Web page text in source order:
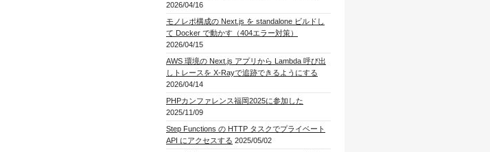
2026/04/16
モノレポ構成の Next.js を standalone ビルドし
て Docker で動かす（404エラー対策）
2026/04/15
AWS 環境の Next.js アプリから Lambda 呼び出
しトレースを X-Rayで追跡できるようにする
2026/04/14
PHPカンファレンス福岡2025に参加した
2025/11/09
Step Functions の HTTP タスクでプライベート
API にアクセスする 2025/05/02